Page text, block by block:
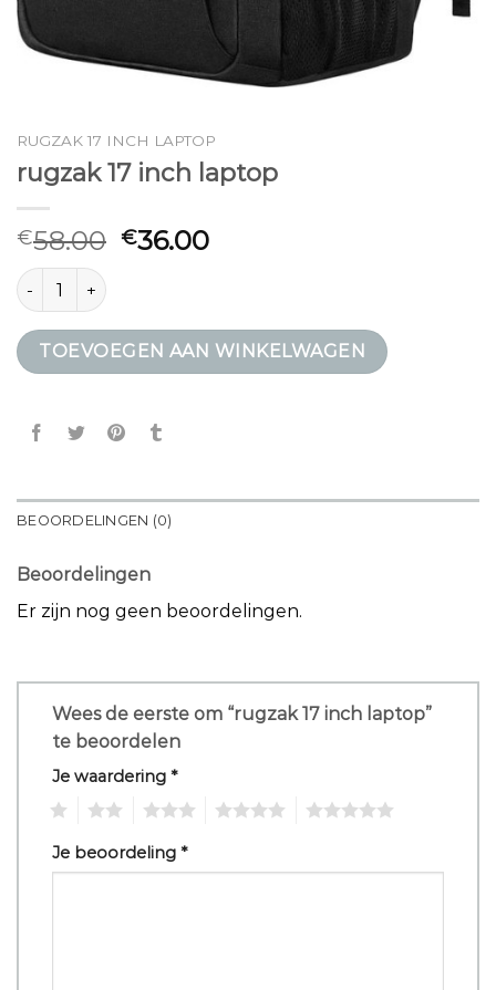
RUGZAK 17 INCH LAPTOP
rugzak 17 inch laptop
€58.00 €36.00
rugzak 17 inch laptop aantal
TOEVOEGEN AAN WINKELWAGEN
BEOORDELINGEN (0)
Beoordelingen
Er zijn nog geen beoordelingen.
Wees de eerste om “rugzak 17 inch laptop”
te beoordelen
Je waardering *
Je beoordeling *